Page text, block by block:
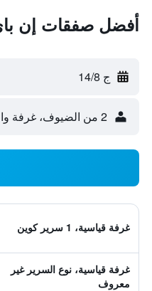
أفضل صفقات إن
ج 14/8
2 من الضيوف، غرفة واحدة
غرفة قياسية، 1 سرير كوين
غرفة قياسية، نوع السرير غير
معروف